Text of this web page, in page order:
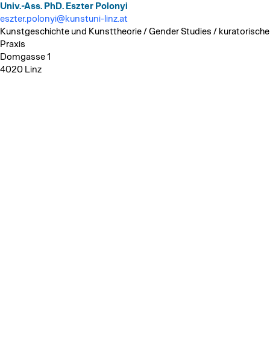
Univ.-Ass. PhD. Eszter Polonyi
eszter.polonyi@kunstuni-linz.at
Kunstgeschichte und Kunsttheorie / Gender Studies / kuratorische
Praxis
Domgasse 1
4020 Linz